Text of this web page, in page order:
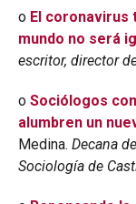
o El coronavirus
mundo no será
escritor, director
o Sociólogos
alumbren un
Medina. Decana
Sociología de